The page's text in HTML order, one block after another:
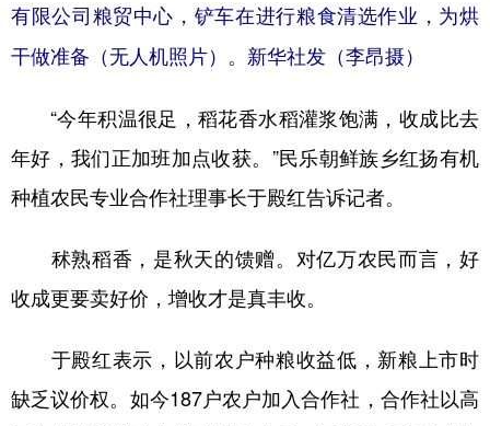
有限公司粮贸中心，铲车在进行粮食清选作业，为烘
干做准备（无人机照片）。新华社发（李昂摄）
“今年积温很足，稻花香水稻灌浆饱满，收成比去
年好，我们正加班加点收获。”民乐朝鲜族乡红扬有机
种植农民专业合作社理事长于殿红告诉记者。
秫熟稻香，是秋天的馈赠。对亿万农民而言，好
收成更要卖好价，增收才是真丰收。
于殿红表示，以前农户种粮收益低，新粮上市时
缺乏议价权。如今187户农户加入合作社，合作社以高